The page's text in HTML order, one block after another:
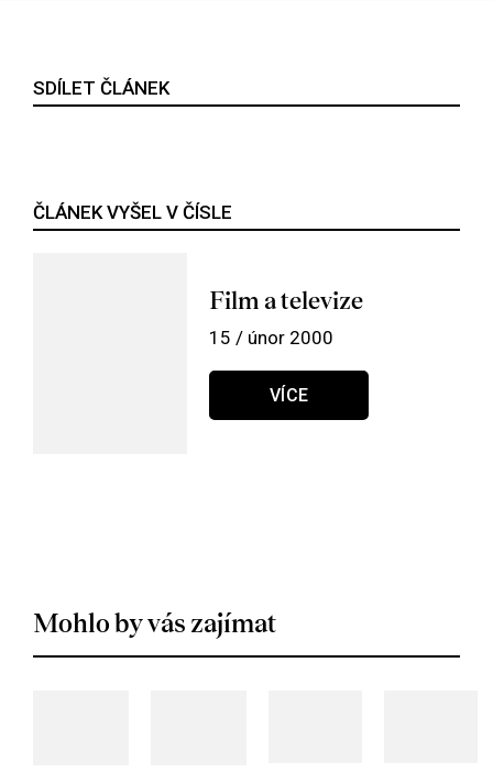
SDÍLET ČLÁNEK
ČLÁNEK VYŠEL V ČÍSLE
Film a televize
15 / únor 2000
VÍCE
Mohlo by vás zajímat